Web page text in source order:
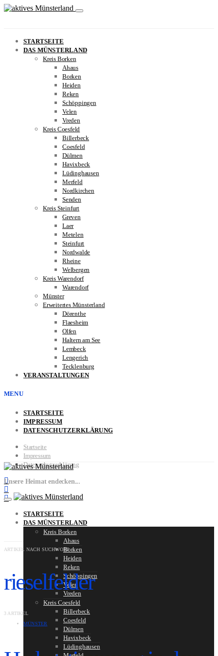
STARTSEITE
DAS MÜNSTERLAND
Kreis Borken
Ahaus
Borken
Heiden
Reken
Schöppingen
Velen
Vreden
Kreis Coesfeld
Billerbeck
Coesfeld
Dülmen
Havixbeck
Lüdinghausen
Merfeld
Nordkirchen
Senden
Kreis Steinfurt
Greven
Laer
Metelen
Steinfurt
Nordwalde
Rheine
Welbergen
Kreis Warendorf
Warendorf
Münster
Erweitertes Münsterland
Dörenthe
Flaesheim
Olfen
Haltern am See
Lembeck
Lengerich
Tecklenburg
VERANSTALTUNGEN
MENU
STARTSEITE
IMPRESSUM
DATENSCHUTZERKLÄRUNG
Startseite
Impressum
Datenschutzerklärung
Unsere Heimat endecken...
STARTSEITE
DAS MÜNSTERLAND
Kreis Borken
Ahaus
Borken
Heiden
Reken
Schöppingen
Velen
Vreden
Kreis Coesfeld
Billerbeck
Coesfeld
Dülmen
Havixbeck
Lüdinghausen
ARTIKEL NACH SUCHWORT
rieselfelder
3 ARTIKEL
MÜNSTER